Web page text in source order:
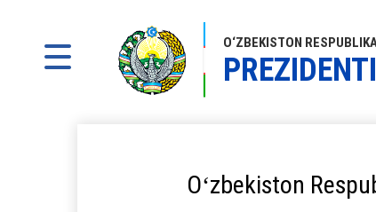
O‘ZBEKISTON
PREZIDENTI
Oʻzbekiston